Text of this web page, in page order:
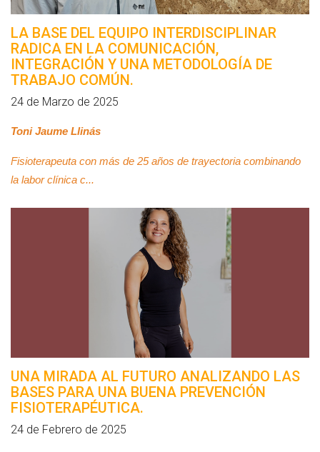
LA BASE DEL EQUIPO INTERDISCIPLINAR
RADICA EN LA COMUNICACIÓN,
INTEGRACIÓN Y UNA METODOLOGÍA DE
TRABAJO COMÚN.
24 de Marzo de 2025
Toni Jaume Llinás
Fisioterapeuta con más de 25 años de trayectoria combinando
la labor clínica c...
UNA MIRADA AL FUTURO ANALIZANDO LAS
BASES PARA UNA BUENA PREVENCIÓN
FISIOTERAPÉUTICA.
24 de Febrero de 2025